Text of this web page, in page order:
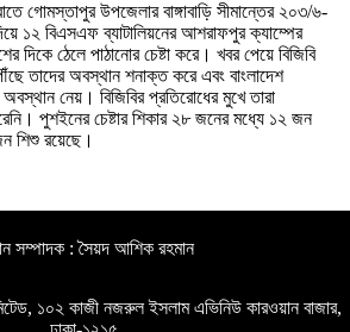
গোমস্তাপুর উপজেলার বাঙ্গাবাড়ি সীমান্তের ২০৩/৬-
১২ বিএসএফ ব্যাটালিয়নের আশরাফপুর ক্যাম্পের
দিকে ঠেলে পাঠানোর চেষ্টা করে। খবর পেয়ে বিজিবি
তাদের অবস্থান শনাক্ত করে এবং বাংলাদেশ
নেয়। বিজিবির প্রতিরোধের মুখে তারা
পুশইনের চেষ্টার শিকার ২৮ জনের মধ্যে ১২ জন
শিশু রয়েছে।
সম্পাদক : সৈয়দ আশিক রহমান
১০২ কাজী নজরুল ইসলাম এভিনিউ কারওয়ান বাজার,